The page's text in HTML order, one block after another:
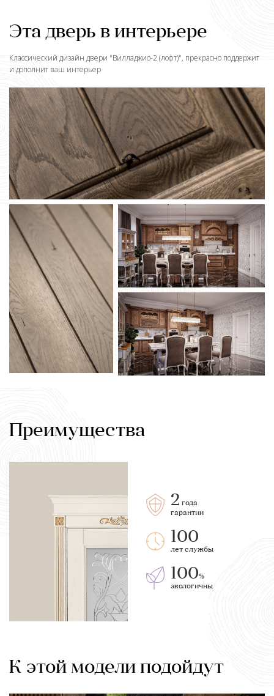
Эта дверь в интерьере
Классический дизайн двери "Вилладжио-2 (лофт)", прекрасно поддержит
и дополнит ваш интерьер
Преимущества
2 года
гарантии
100
лет службы
100%
экологичны
К этой модели подойдут